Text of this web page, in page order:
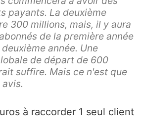
payants. La deuxième
300 millions, mais, il y aura
de la première année
année. Une
de départ de 600
suffire. Mais ce n'est que
à raccorder 1 seul client